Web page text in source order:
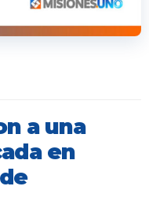
a una
en